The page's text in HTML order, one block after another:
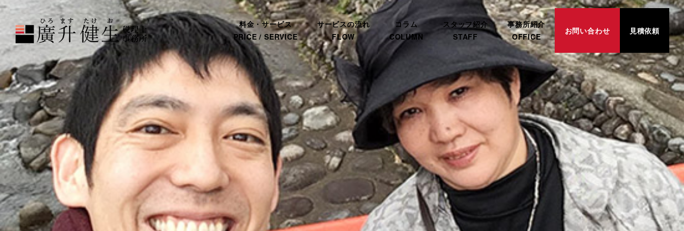
料金・サービス
PRICE / SERVICE
サービスの流れ
FLOW
コラム
COLUMN
スタッフ紹介
STAFF
事務所紹介
OFFICE
お問い合わせ 見積依頼